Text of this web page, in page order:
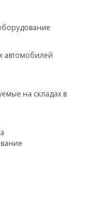
автомобилей
на складах в